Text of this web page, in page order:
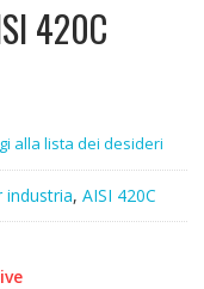
420C
alla lista dei desideri
industria, AISI 420C